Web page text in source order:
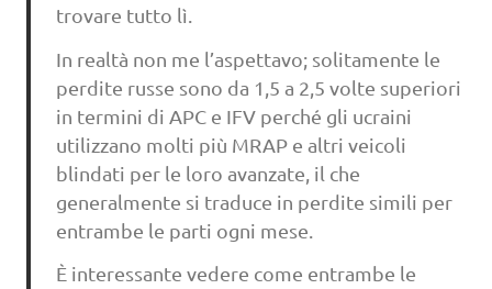
trovare tutto lì.
In realtà non me l’aspettavo; solitamente le
perdite russe sono da 1,5 a 2,5 volte superiori
in termini di APC e IFV perché gli ucraini
utilizzano molti più MRAP e altri veicoli
blindati per le loro avanzate, il che
generalmente si traduce in perdite simili per
entrambe le parti ogni mese.
È interessante vedere come entrambe le